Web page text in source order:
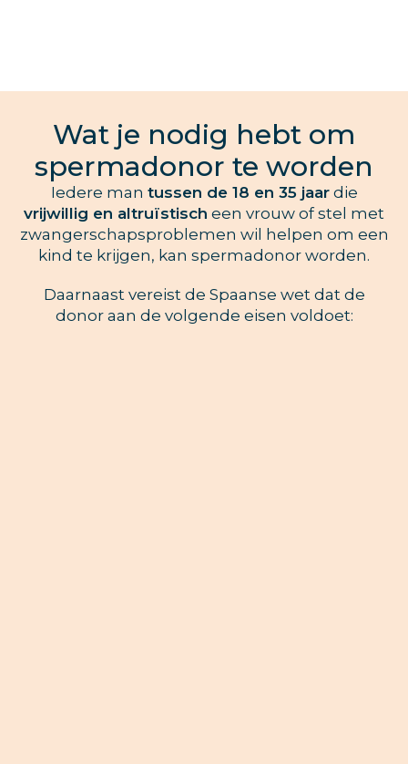
Wat je nodig hebt om
spermadonor te worden
Iedere man tussen de 18 en 35 jaardie
vrijwillig en altruïstisch een vrouw of stel met
zwangerschapsproblemen wil helpen om een
kind te krijgen, kan spermadonor worden.
Daarnaast vereist de Spaanse wet dat de
donor aan de volgende eisen voldoet: